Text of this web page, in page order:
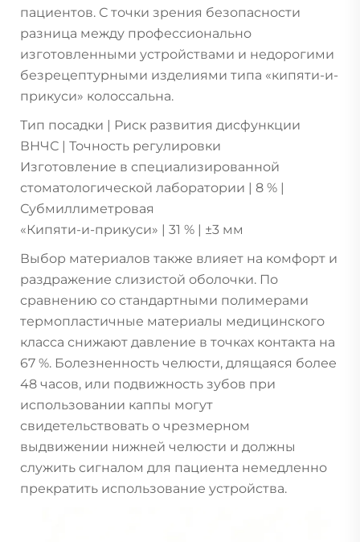
пациентов. С точки зрения безопасности
разница между профессионально
изготовленными устройствами и недорогими
безрецептурными изделиями типа «кипяти-и-
прикуси» колоссальна.
Тип посадки | Риск развития дисфункции
ВНЧС | Точность регулировки
Изготовление в специализированной
стоматологической лаборатории | 8 % |
Субмиллиметровая
«Кипяти-и-прикуси» | 31 % | ±3 мм
Выбор материалов также влияет на комфорт и
раздражение слизистой оболочки. По
сравнению со стандартными полимерами
термопластичные материалы медицинского
класса снижают давление в точках контакта на
67 %. Болезненность челюсти, длящаяся более
48 часов, или подвижность зубов при
использовании каппы могут
свидетельствовать о чрезмерном
выдвижении нижней челюсти и должны
служить сигналом для пациента немедленно
прекратить использование устройства.